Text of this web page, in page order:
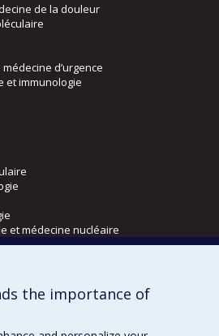
de la douleur
d’urgence
et immunologie
et médecine nucléaire
de l’activité physique
the importance of